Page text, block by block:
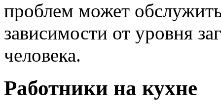
проблем может
зависимости от уровня
человека.
Работники на кухне